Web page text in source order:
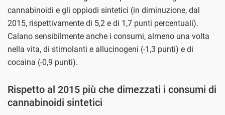
cannabinoidi e gli oppiodi sintetici (in diminuzione, dal
2015, rispettivamente di 5,2 e di 1,7 punti percentuali).
Calano sensibilmente anche i consumi, almeno una volta
nella vita, di stimolanti e allucinogeni (-1,3 punti) e di
cocaina (-0,9 punti).
Rispetto al 2015 più che dimezzati i consumi di
cannabinoidi sintetici